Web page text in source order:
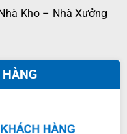
Kho – Nhà Xưởng
HÀNG